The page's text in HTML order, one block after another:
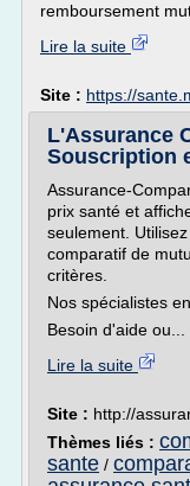
remboursement
Lire la suite
Site : https://
L'Assurance
Souscription
Assurance-
prix santé et
seulement.
comparatif de
critères.
Nos spécialistes
Besoin d'aide ou...
Lire la suite
Site : http://
Thèmes liés :
sante /